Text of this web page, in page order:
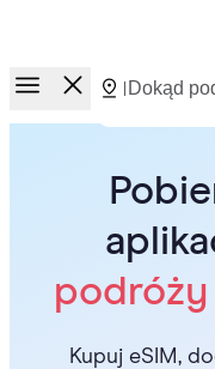
podróży
Kupuj eSIM,